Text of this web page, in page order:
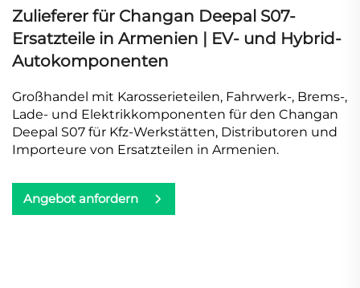
Zulieferer für Changan Deepal S07-
Ersatzteile in Armenien | EV- und Hybrid-
Autokomponenten
Großhandel mit Karosserieteilen, Fahrwerk-, Brems-,
Lade- und Elektrikkomponenten für den Changan
Deepal S07 für Kfz-Werkstätten, Distributoren und
Importeure von Ersatzteilen in Armenien.
Angebot anfordern